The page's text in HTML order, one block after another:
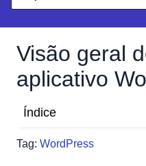
Visão geral
aplicativo
Tag: WordPress
Índice
instância usando a guia